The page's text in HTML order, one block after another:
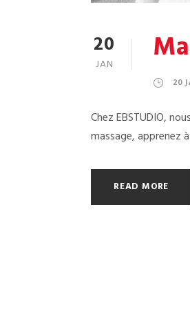
20
JAN
20
Chez EBSTUDIO,
massage, apprenez
READ MORE